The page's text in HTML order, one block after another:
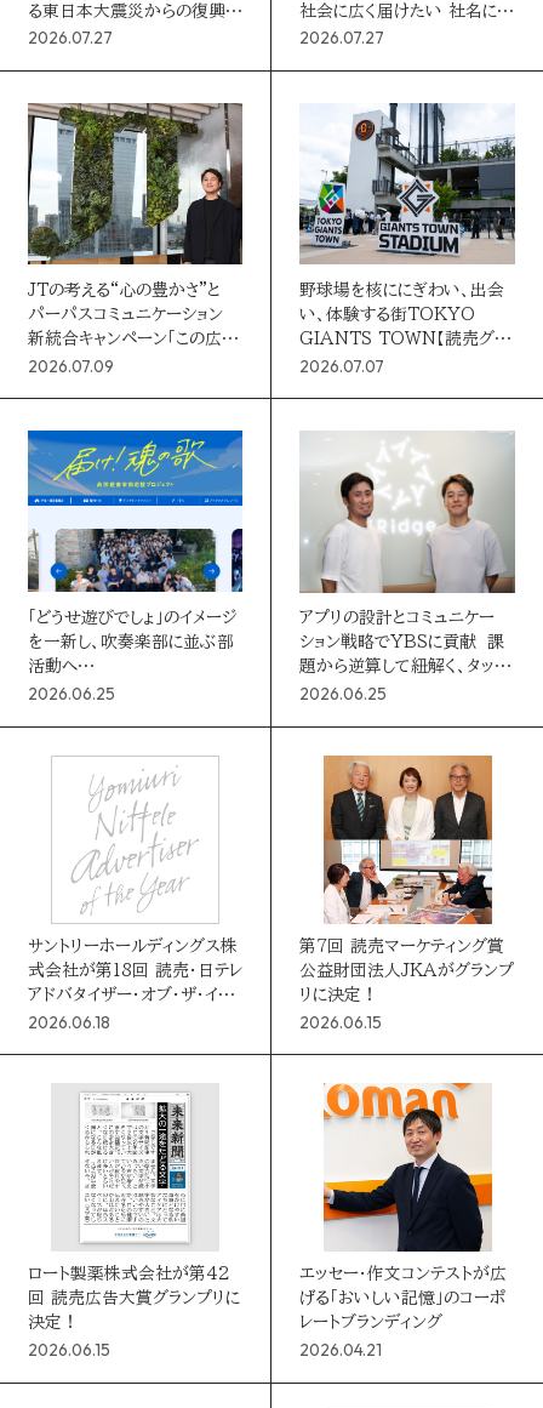
読売マーケティング賞
読売広告大賞
読売出版広告賞
読売・日テレ アドバタイザー・オブ・ザ・イヤー
DOWNLOADS
NEWSLETTER
ニュースレター
English
条件クリア
る東日本大震災からの復興に
向けたプロモーション戦略
2026.07.27
社会に広く届けたい 社名に込
めた決意
2026.07.27
JTの考える“心の豊かさ”と
パーパスコミュニケーション
新統合キャンペーン「この広い
広い世界で。」
2026.07.09
野球場を核ににぎわい、出会
い、体験する街TOKYO
GIANTS TOWN【読売グ
ループリソース①】
2026.07.07
「どうせ遊びでしょ」のイメージ
を一新し、吹奏楽部に並ぶ部
活動へ
全国の軽音楽部を応援する
2026.06.25
アプリの設計とコミュニケー
ション戦略でYBSに貢献 課
題から逆算して紐解く、タッチ
ポイントと体験価値【コンソー
2026.06.25
サントリーホールディングス株
式会社が第18回 読売・日テレ
アドバタイザー・オブ・ザ・イ
ヤーに決定！
2026.06.18
第7回 読売マーケティング賞
公益財団法人JKAがグランプ
リに決定！
2026.06.15
ロート製薬株式会社が第42
回 読売広告大賞グランプリに
決定！
2026.06.15
エッセー・作文コンテストが広
げる「おいしい記憶」のコーポ
レートブランディング
2026.04.21